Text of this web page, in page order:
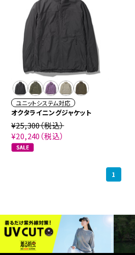
ユニットシステム対応
オクタライニングジャケット
¥25,300（税込）
¥20,240 （税込）
1